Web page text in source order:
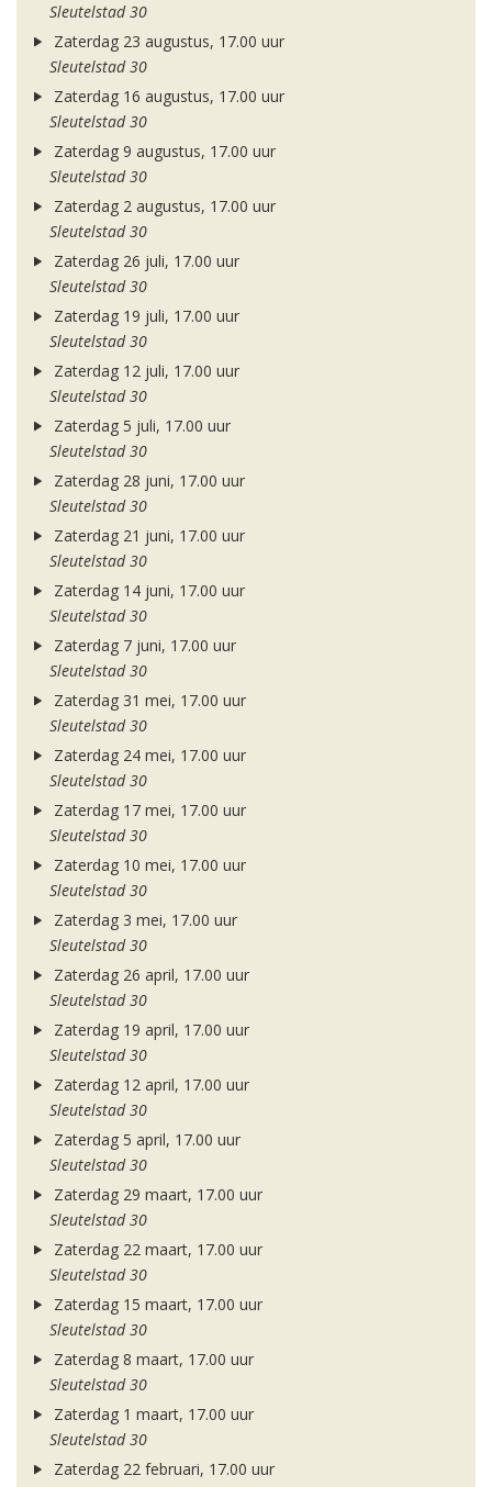
Sleutelstad 30
Zaterdag 23 augustus, 17.00 uur
Sleutelstad 30
Zaterdag 16 augustus, 17.00 uur
Sleutelstad 30
Zaterdag 9 augustus, 17.00 uur
Sleutelstad 30
Zaterdag 2 augustus, 17.00 uur
Sleutelstad 30
Zaterdag 26 juli, 17.00 uur
Sleutelstad 30
Zaterdag 19 juli, 17.00 uur
Sleutelstad 30
Zaterdag 12 juli, 17.00 uur
Sleutelstad 30
Zaterdag 5 juli, 17.00 uur
Sleutelstad 30
Zaterdag 28 juni, 17.00 uur
Sleutelstad 30
Zaterdag 21 juni, 17.00 uur
Sleutelstad 30
Zaterdag 14 juni, 17.00 uur
Sleutelstad 30
Zaterdag 7 juni, 17.00 uur
Sleutelstad 30
Zaterdag 31 mei, 17.00 uur
Sleutelstad 30
Zaterdag 24 mei, 17.00 uur
Sleutelstad 30
Zaterdag 17 mei, 17.00 uur
Sleutelstad 30
Zaterdag 10 mei, 17.00 uur
Sleutelstad 30
Zaterdag 3 mei, 17.00 uur
Sleutelstad 30
Zaterdag 26 april, 17.00 uur
Sleutelstad 30
Zaterdag 19 april, 17.00 uur
Sleutelstad 30
Zaterdag 12 april, 17.00 uur
Sleutelstad 30
Zaterdag 5 april, 17.00 uur
Sleutelstad 30
Zaterdag 29 maart, 17.00 uur
Sleutelstad 30
Zaterdag 22 maart, 17.00 uur
Sleutelstad 30
Zaterdag 15 maart, 17.00 uur
Sleutelstad 30
Zaterdag 8 maart, 17.00 uur
Sleutelstad 30
Zaterdag 1 maart, 17.00 uur
Sleutelstad 30
Zaterdag 22 februari, 17.00 uur